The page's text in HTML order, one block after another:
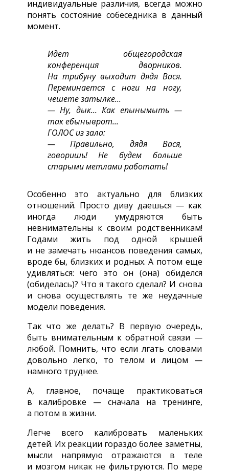
индивидуальные различия, всегда можно
понять состояние собеседника в данный
момент.
Идет общегородская
конференция дворников.
На трибуну выходит дядя Вася.
Переминается с ноги на ногу,
чешете затылке...
— Ну, дык... Как епынымыть —
так ебыныврот...
ГОЛОС из зала:
— Правильно, дядя Вася,
говоришь! Не будем больше
старыми метлами работать!
Особенно это актуально для близких
отношений. Просто диву даешься — как
иногда люди умудряются быть
невнимательны к своим родственникам!
Годами жить под одной крышей
и не замечать нюансов поведения самых,
вроде бы, близких и родных. А потом еще
удивляться: чего это он (она) обиделся
(обиделась)? Что я такого сделал? И снова
и снова осуществлять те же неудачные
модели поведения.
Так что же делать? В первую очередь,
быть внимательным к обратной связи —
любой. Помнить, что если лгать словами
довольно легко, то телом и лицом —
намного труднее.
А, главное, почаще практиковаться
в калибровке — сначала на тренинге,
а потом в жизни.
Легче всего калибровать маленьких
детей. Их реакции гораздо более заметны,
мысли напрямую отражаются в теле
и мозгом никак не фильтруются. По мере